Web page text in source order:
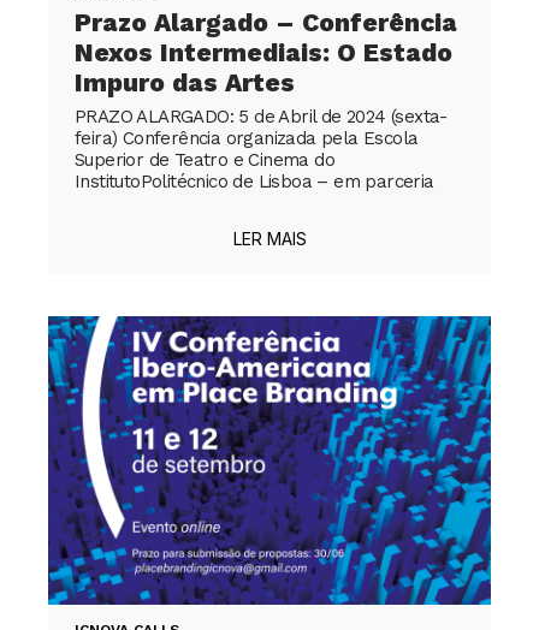
Prazo Alargado – Conferência
Nexos Intermediais: O Estado
Impuro das Artes
PRAZO ALARGADO: 5 de Abril de 2024 (sexta-
feira) Conferência organizada pela Escola
Superior de Teatro e Cinema do
InstitutoPolitécnico de Lisboa – em parceria
LER MAIS